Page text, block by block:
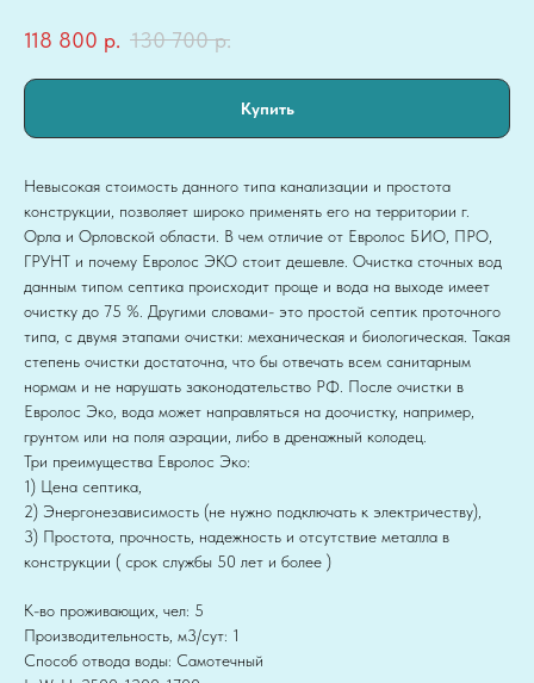
118 800 р. 130 700 р.
Купить
Невысокая стоимость данного типа канализации и простота
конструкции, позволяет широко применять его на территории г.
Орла и Орловской области. В чем отличие от Евролос БИО, ПРО,
ГРУНТ и почему Евролос ЭКО стоит дешевле. Очистка сточных вод
данным типом септика происходит проще и вода на выходе имеет
очистку до 75 %. Другими словами- это простой септик проточного
типа, с двумя этапами очистки: механическая и биологическая. Такая
степень очистки достаточна, что бы отвечать всем санитарным
нормам и не нарушать законодательство РФ. После очистки в
Евролос Эко, вода может направляться на доочистку, например,
грунтом или на поля аэрации, либо в дренажный колодец.
Три преимущества Евролос Эко:
1) Цена септика,
2) Энергонезависимость (не нужно подключать к электричеству),
3) Простота, прочность, надежность и отсутствие металла в
конструкции ( срок службы 50 лет и более )
К-во проживающих, чел: 5
Производительность, м3/сут: 1
Способ отвода воды: Самотечный